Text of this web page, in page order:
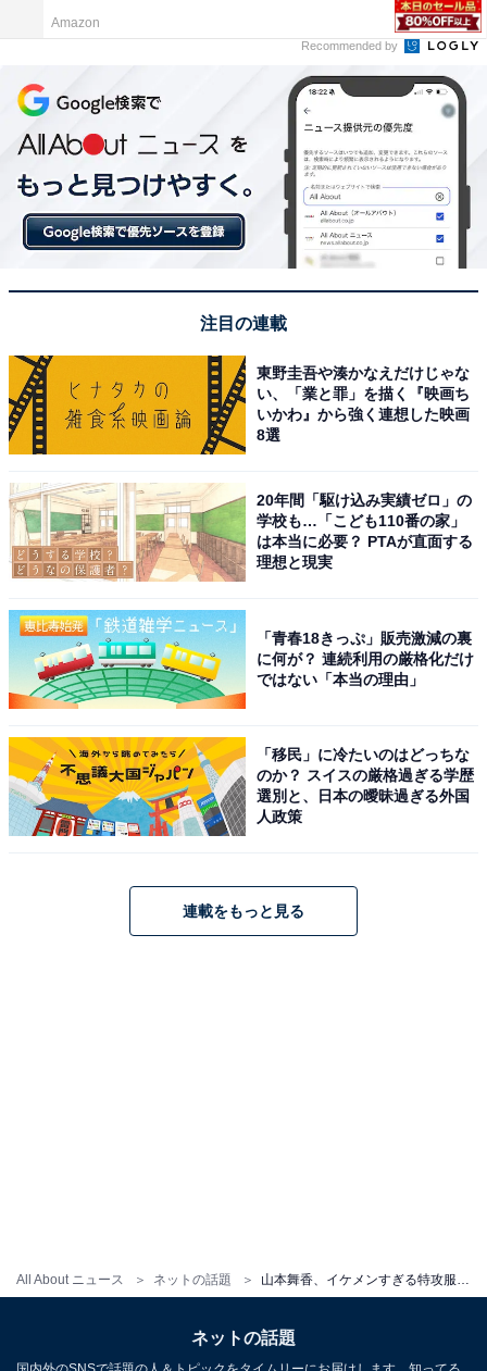
All About ニュース ネットの話題
Amazon
Recommended by
注目の連載
東野圭吾や湊かなえだけじゃな
い、「業と罪」を描く『映画ち
いかわ』から強く連想した映画
8選
20年間「駆け込み実績ゼロ」の
学校も…「こども110番の家」
は本当に必要？ PTAが直面する
理想と現実
「青春18きっぷ」販売激減の裏
に何が？ 連続利用の厳格化だけ
ではない「本当の理由」
「移民」に冷たいのはどっちな
のか？ スイスの厳格過ぎる学歴
選別と、日本の曖昧過ぎる外国
人政策
連載をもっと見る
ネットの話題